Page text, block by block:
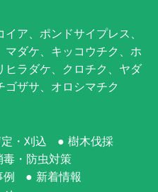
ア、ポンドサイプレス、
ダケ、キッコウチク、ホ
ヒラダケ、クロチク、ヤダ
ザサ、オロシマチク
・刈込
樹木伐採
毒・防虫対策
例
新着情報